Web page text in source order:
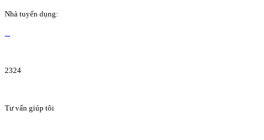
Nhà tuyển dụng:
2324
Tư vấn giúp tôi